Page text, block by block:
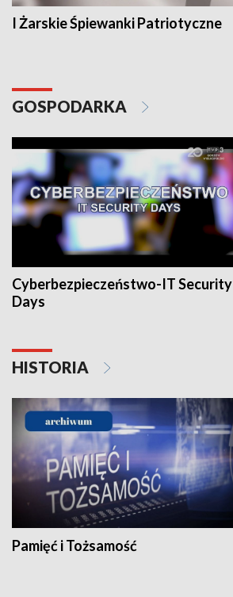
I Żarskie Śpiewanki Patriotyczne
GOSPODARKA
Cyberbezpieczeństwo-IT Security
Days
HISTORIA
Pamięć i Tożsamość